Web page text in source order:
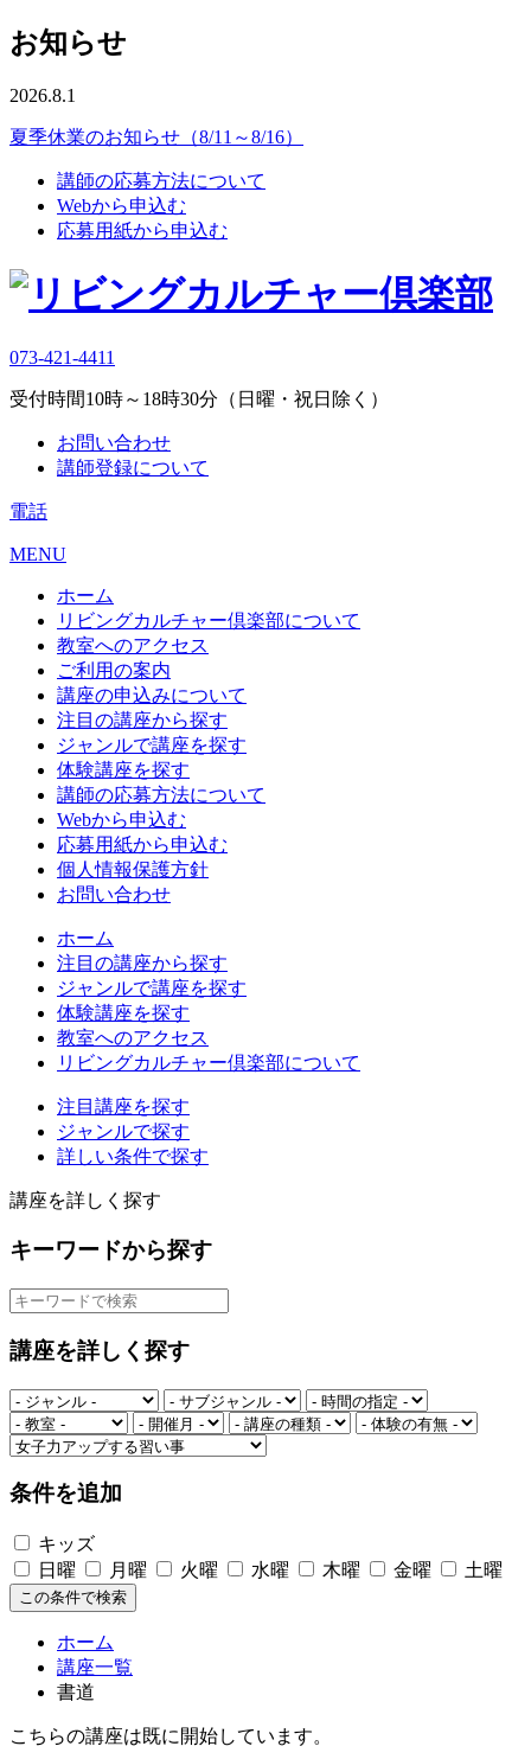
お知らせ
2026.8.1
夏季休業のお知らせ（8/11～8/16）
講師の応募方法について
Webから申込む
応募用紙から申込む
073-421-4411
受付時間10時～18時30分（日曜・祝日除く）
お問い合わせ
講師登録について
電話
MENU
ホーム
リビングカルチャー倶楽部について
教室へのアクセス
ご利用の案内
講座の申込みについて
注目の講座から探す
ジャンルで講座を探す
体験講座を探す
講師の応募方法について
Webから申込む
応募用紙から申込む
個人情報保護方針
お問い合わせ
ホーム
注目の講座から探す
ジャンルで講座を探す
体験講座を探す
教室へのアクセス
リビングカルチャー倶楽部について
注目講座を探す
ジャンルで探す
詳しい条件で探す
講座を詳しく探す
キーワードから探す
講座を詳しく探す
条件を追加
キッズ
日曜
月曜 火曜 水曜 木曜 金曜 土曜
この条件で検索
ホーム
講座一覧
書道
こちらの講座は既に開始しています。